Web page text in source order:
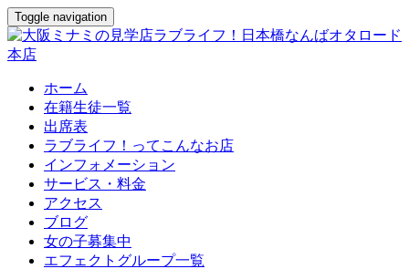
Toggle navigation
ホーム
在籍生徒一覧
出席表
ラブライフ！ってこんなお店
インフォメーション
サービス・料金
アクセス
ブログ
女の子募集中
エフェクトグループ一覧